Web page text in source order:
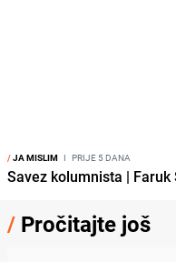
/JA MISLIM I PRIJE 5 DANA
Savez kolumnista |
/ Pročitajte još